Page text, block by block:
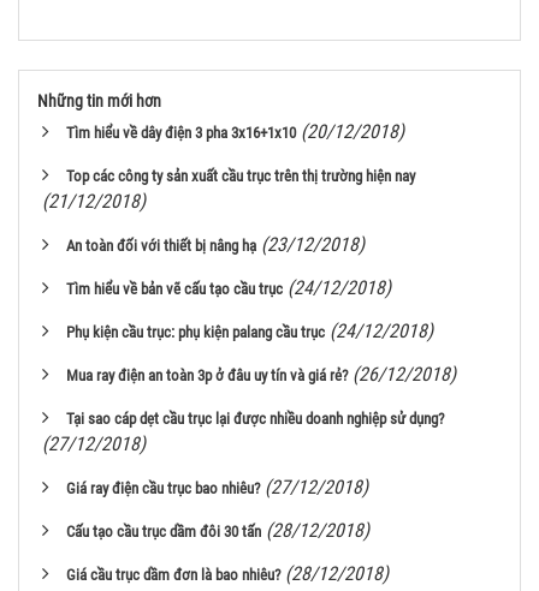
Những tin mới hơn
Tìm hiểu về dây điện 3 pha 3x16+1x10 (20/12/2018)
Top các công ty sản xuất cầu trục trên thị trường hiện nay
(21/12/2018)
An toàn đối với thiết bị nâng hạ (23/12/2018)
Tìm hiểu về bản vẽ cấu tạo cầu trục (24/12/2018)
Phụ kiện cầu trục: phụ kiện palang cầu trục (24/12/2018)
Mua ray điện an toàn 3p ở đâu uy tín và giá rẻ? (26/12/2018)
Tại sao cáp dẹt cầu trục lại được nhiều doanh nghiệp sử dụng?
(27/12/2018)
Giá ray điện cầu trục bao nhiêu? (27/12/2018)
Cấu tạo cầu trục dầm đôi 30 tấn (28/12/2018)
Giá cầu trục dầm đơn là bao nhiêu? (28/12/2018)